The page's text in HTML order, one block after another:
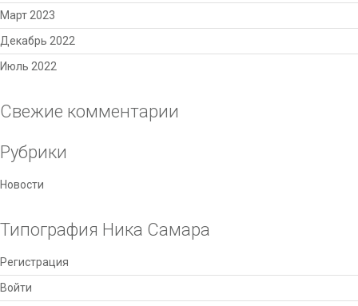
Март 2023
Декабрь 2022
Июль 2022
Свежие комментарии
Рубрики
Новости
Типография Ника Самара
Регистрация
Войти